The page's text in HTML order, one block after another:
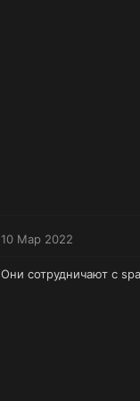
10 Мар 2022
Они сотрудничают с